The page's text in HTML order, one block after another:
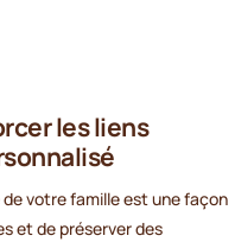
les liens
votre famille est une façon
et de préserver des